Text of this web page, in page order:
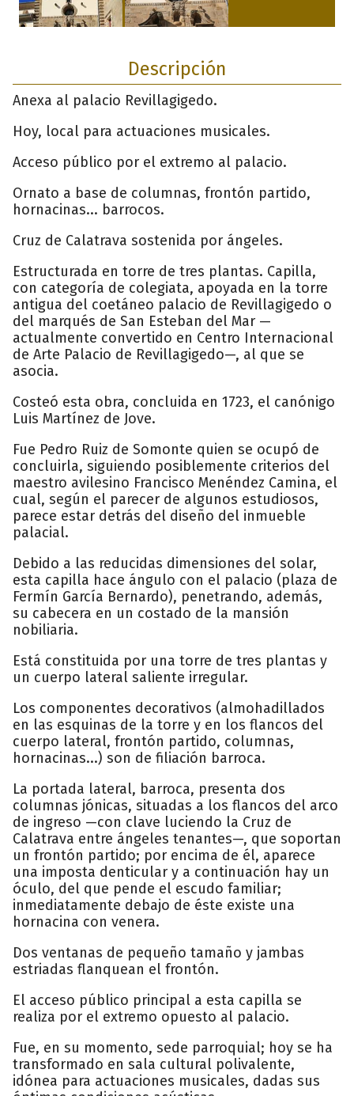
Descripción
Anexa al palacio Revillagigedo.
Hoy, local para actuaciones musicales.
Acceso público por el extremo al palacio.
Ornato a base de columnas, frontón partido,
hornacinas... barrocos.
Cruz de Calatrava sostenida por ángeles.
Estructurada en torre de tres plantas. Capilla,
con categoría de colegiata, apoyada en la torre
antigua del coetáneo palacio de Revillagigedo o
del marqués de San Esteban del Mar —
actualmente convertido en Centro Internacional
de Arte Palacio de Revillagigedo—, al que se
asocia.
Costeó esta obra, concluida en 1723, el canónigo
Luis Martínez de Jove.
Fue Pedro Ruiz de Somonte quien se ocupó de
concluirla, siguiendo posiblemente criterios del
maestro avilesino Francisco Menéndez Camina, el
cual, según el parecer de algunos estudiosos,
parece estar detrás del diseño del inmueble
palacial.
Debido a las reducidas dimensiones del solar,
esta capilla hace ángulo con el palacio (plaza de
Fermín García Bernardo), penetrando, además,
su cabecera en un costado de la mansión
nobiliaria.
Está constituida por una torre de tres plantas y
un cuerpo lateral saliente irregular.
Los componentes decorativos (almohadillados
en las esquinas de la torre y en los flancos del
cuerpo lateral, frontón partido, columnas,
hornacinas...) son de filiación barroca.
La portada lateral, barroca, presenta dos
columnas jónicas, situadas a los flancos del arco
de ingreso —con clave luciendo la Cruz de
Calatrava entre ángeles tenantes—, que soportan
un frontón partido; por encima de él, aparece
una imposta denticular y a continuación hay un
óculo, del que pende el escudo familiar;
inmediatamente debajo de éste existe una
hornacina con venera.
Dos ventanas de pequeño tamaño y jambas
estriadas flanquean el frontón.
El acceso público principal a esta capilla se
realiza por el extremo opuesto al palacio.
Fue, en su momento, sede parroquial; hoy se ha
transformado en sala cultural polivalente,
idónea para actuaciones musicales, dadas sus